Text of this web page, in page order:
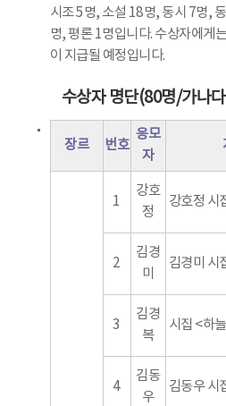
시조 5명, 소설 18명, 동시 7명,
명, 평론 1명입니다. 수상자에게
이 지급될 예정입니다.
수상자 명단(80명/가나
장르 번호
응모
자
1
강호
정
강호정 시
2
김경
미
김경미 시
3
김경
복
시집 <하
4
김동
우
김동우 시